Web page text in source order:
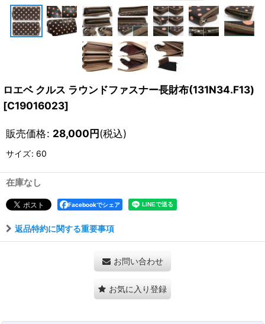
ロエベ クルス ラウンドファスナー長財布(131N34.F13)
[C19016023]
販売価格: 28,000円(税込)
サイズ: 60
在庫なし
Facebookでシェア
返品特約に関する重要事項
お問い合わせ
お気に入り登録